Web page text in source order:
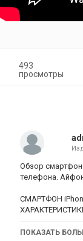
493
просмотры
Обзор
телефона.
СМАРТФОН
Купить iPhone 11
ПОКАЗАТЬ